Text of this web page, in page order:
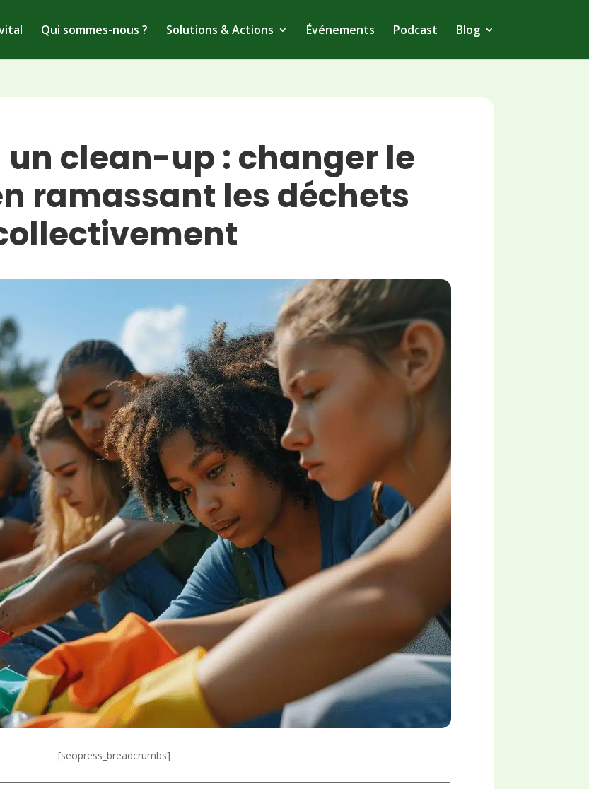
Qui sommes-nous ? Solutions & Actions Événements Podcast Blog
un clean-up : changer le
ramassant les déchets
[seopress_breadcrumbs]